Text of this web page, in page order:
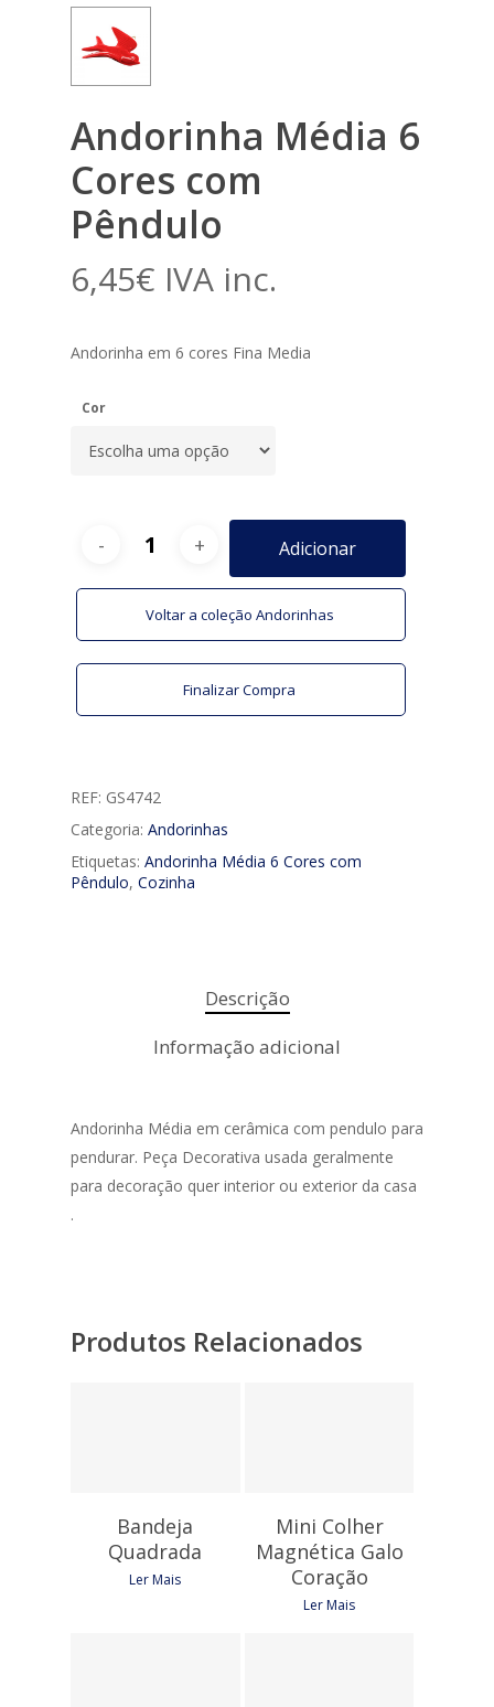
Andorinha Média 6
Cores com
Pêndulo
6,45€ IVA inc.
Andorinha em 6 cores Fina Media
Cor
Adicionar
Voltar a coleção Andorinhas
Finalizar Compra
REF: GS4742
Categoria: Andorinhas
Etiquetas: Andorinha Média 6 Cores com
Pêndulo, Cozinha
Descrição
Informação adicional
Andorinha Média em cerâmica com pendulo para
pendurar. Peça Decorativa usada geralmente
para decoração quer interior ou exterior da casa
.
Produtos Relacionados
Bandeja
Quadrada
Ler Mais
Mini Colher
Magnética Galo
Coração
Ler Mais